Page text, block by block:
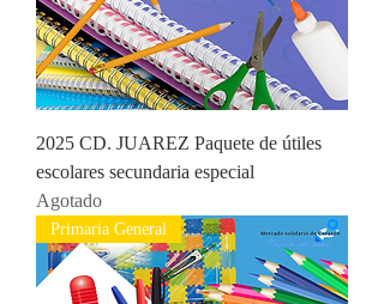
2025 CD. JUAREZ Paquete de útiles
escolares secundaria especial
Agotado
Primaria General